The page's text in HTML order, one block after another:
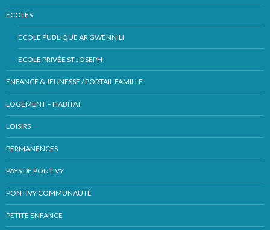
ECOLES
ECOLE PUBLIQUE AR GWENNILI
ECOLE PRIVÉE ST JOSEPH
ENFANCE & JEUNESSE / PORTAIL FAMILLE
LOGEMENT – HABITAT
LOISIRS
PERMANENCES
PAYS DE PONTIVY
PONTIVY COMMUNAUTÉ
PETITE ENFANCE